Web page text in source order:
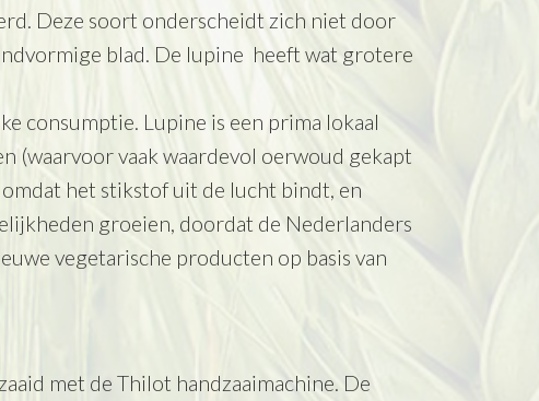
Deze soort onderscheidt zich niet door
blad. De lupine heeft wat grotere
consumptie. Lupine is een prima lokaal
(waarvoor vaak waardevol oerwoud gekapt
het stikstof uit de lucht bindt, en
groeien, doordat de Nederlanders
vegetarische producten op basis van
met de Thilot handzaaimachine. De